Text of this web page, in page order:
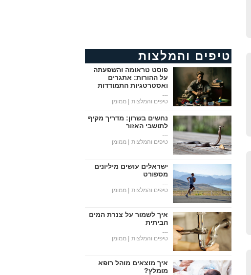
טיפים והמלצות
פוסט טראומה והשפעתה
על ההורות: אתגרים
ואסטרטגיות התמודדות
טיפים והמלצות | ממומן
נחשים בשרון: מדריך מקיף
לתושבי האזור
טיפים והמלצות | ממומן
ישראלים עושים מיליונים
מספורט
טיפים והמלצות | ממומן
איך לשמור על צנרת המים
הביתית
טיפים והמלצות | ממומן
איך מוצאים מוהל רופא
מומלץ?